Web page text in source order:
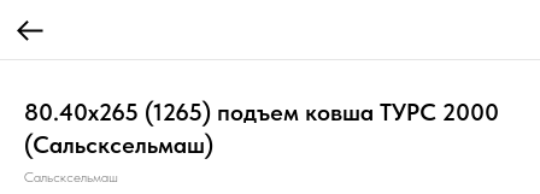
80.40х265 (1265) подъем ковша ТУРС 2000
(Сальсксельмаш)
Сальсксельмаш